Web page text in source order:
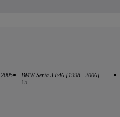
-
BMW Seria 3 E46 [1998 - 2006]
15